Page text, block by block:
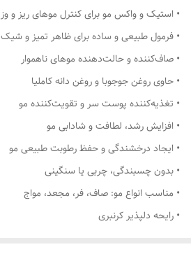
• استیک و واکس مو برای کنترل موهای ریز و وز
• فرمول طبیعی و ساده برای ظاهر تمیز و شیک
• صاف‌کننده و حالت‌دهنده موهای ناهموار
• حاوی روغن جوجوبا و روغن دانه کاملیا
• تغذیه‌کننده پوست سر و تقویت‌کننده مو
• افزایش رشد، لطافت و شادابی مو
• ایجاد درخشندگی و حفظ رطوبت طبیعی مو
• بدون چسبندگی، چربی یا سنگینی
• مناسب انواع مو: صاف، فر، مجعد، مواج
• رایحه دلپذیر کرنبری